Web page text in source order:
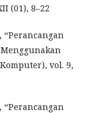
(01), 8–22
“Perancangan
vol. 9,
“Perancangan